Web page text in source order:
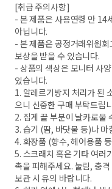
[취급 주의사항]
- 본 제품은 사용연령 만 14
아닙니다.
- 본 제품은 공정거래위원
보상을 받을 수 있습니다.
- 상품의 색상은 모니터 사
있습니다.
1. 알레르기방지 처리가 된
으니 신중한 구매 부탁드립
2. 집게 끝 부분이 날카로울
3. 습기 (땀, 바닷물 등)나
4. 화장품 (향수, 헤어용품
5. 스크래치 혹은 기타 여러
촉을 피해주세요. 눌림, 충
보관 시 유의 바랍니다.